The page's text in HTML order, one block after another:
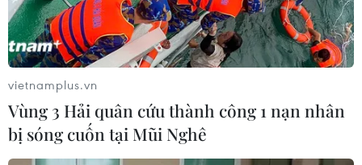
vietnamplus.vn
Vùng 3 Hải quân cứu thành công 1 nạn nhân
bị sóng cuốn tại Mũi Nghê